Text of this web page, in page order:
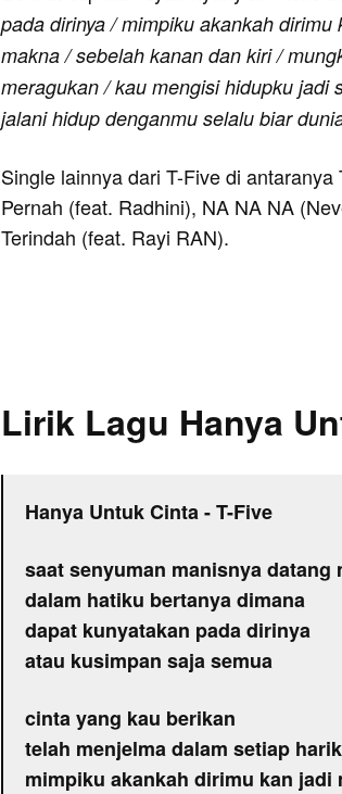
pada dirinya / mimpiku akankah
makna / sebelah kanan dan kiri /
meragukan / kau mengisi hidupku jadi
jalani hidup denganmu selalu biar
Single lainnya dari T-Five di
Pernah (feat. Radhini), NA NA NA
Terindah (feat. Rayi RAN).
Lirik Lagu Hanya
Hanya Untuk Cinta - T-Five
saat senyuman manisnya datang
dalam hatiku bertanya dimana
dapat kunyatakan pada dirinya
atau kusimpan saja semua
cinta yang kau berikan
telah menjelma dalam setiap
mimpiku akankah dirimu kan jadi